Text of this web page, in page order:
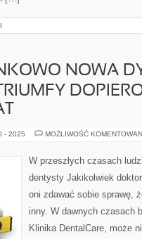
NOWA
- 2025 MOŻLIWOŚĆ
W przeszłych czasach
dentysty Jakikolwiek
oni zdawać sobie sprawę,
inny. W dawnych czasach
Klinika DentalCare, może